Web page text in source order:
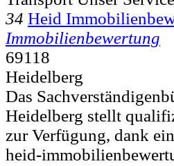
34 Heid
Immobilienbewertung
69118
Heidelberg
Das
Heidelberg stellt
zur Verfügung, dank
heid-